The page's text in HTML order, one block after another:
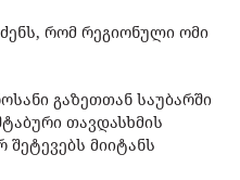
რომ რეგიონული ომი
გაზეთთან საუბარში
თავდასხმის
შეტევებს მიიტანს